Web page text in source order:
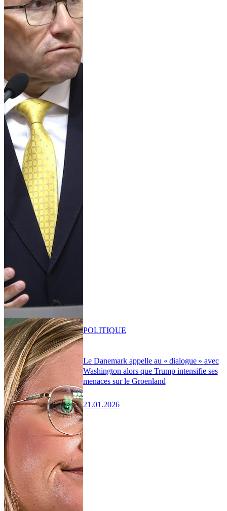
Le Danemark appelle au « dialogue » avec
Washington alors que Trump intensifie ses
menaces sur le Groenland
21.01.2026
POLITIQUE